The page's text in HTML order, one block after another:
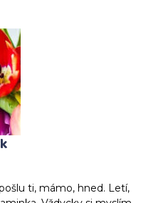
ti, mámo, hned. Letí,